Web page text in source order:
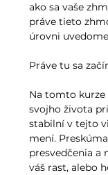
ako sa vaše
práve tieto
úrovni
Práve tu sa
Na tomto
svojho života
stabilní v tejto
mení.
presvedčenia a
váš rast, alebo